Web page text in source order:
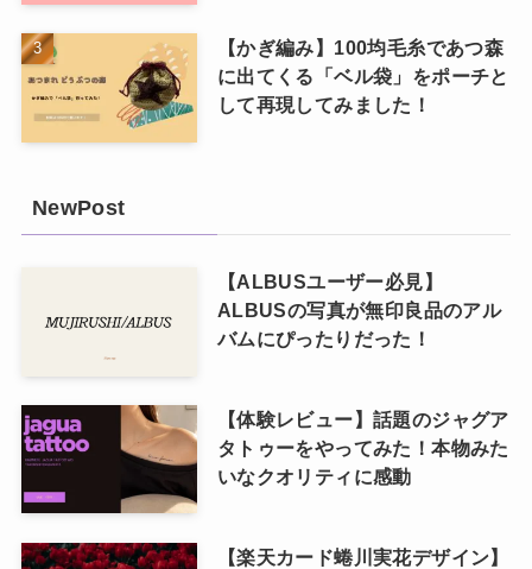
【かぎ編み】100均毛糸であつ森
に出てくる「ベル袋」をポーチと
して再現してみました！
NewPost
【ALBUSユーザー必見】
ALBUSの写真が無印良品のアル
バムにぴったりだった！
【体験レビュー】話題のジャグア
タトゥーをやってみた！本物みた
いなクオリティに感動
【楽天カード蜷川実花デザイン】